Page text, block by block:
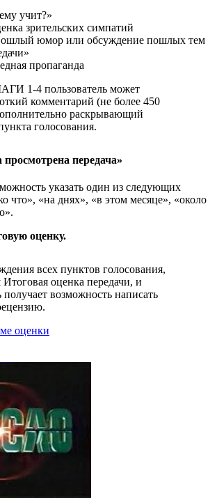
учит?»
зрительских симпатий
юмор или обсуждение пошлых тем
пропаганда
1-4 пользователь может
комментарий (не более 450
раскрывающий
голосования.
передача»
указать один из следующих
что», «на днях», «в этом месяце», «около
оценку.
всех пунктов голосования,
оценка передачи, и
получает возможность написать
оценки